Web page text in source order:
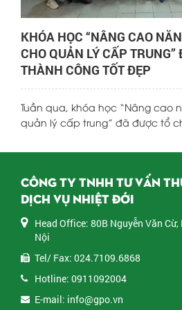
KHÓA HỌC “NÂNG CAO
CHO QUẢN LÝ CẤP
THÀNH CÔNG TỐT ĐẸP
Tuần qua, khóa học “Nâng cao
quản lý cấp trung” đã được tổ
đốc chức năng, trưởng/phó
phía bắc. Chương trình do Tiến sĩ
đào tạo và tư vấn quản trị giàu
CÔNG TY TNHH TƯ VẤN
DỊCH VỤ NHIỆT ĐỚI
Head Office: 80B Nguyễn Văn Cừ,
Nội
Tel/ Fax: 024.7109.6868
Hotline: 0911092004
E-mail: info@gpo.vn